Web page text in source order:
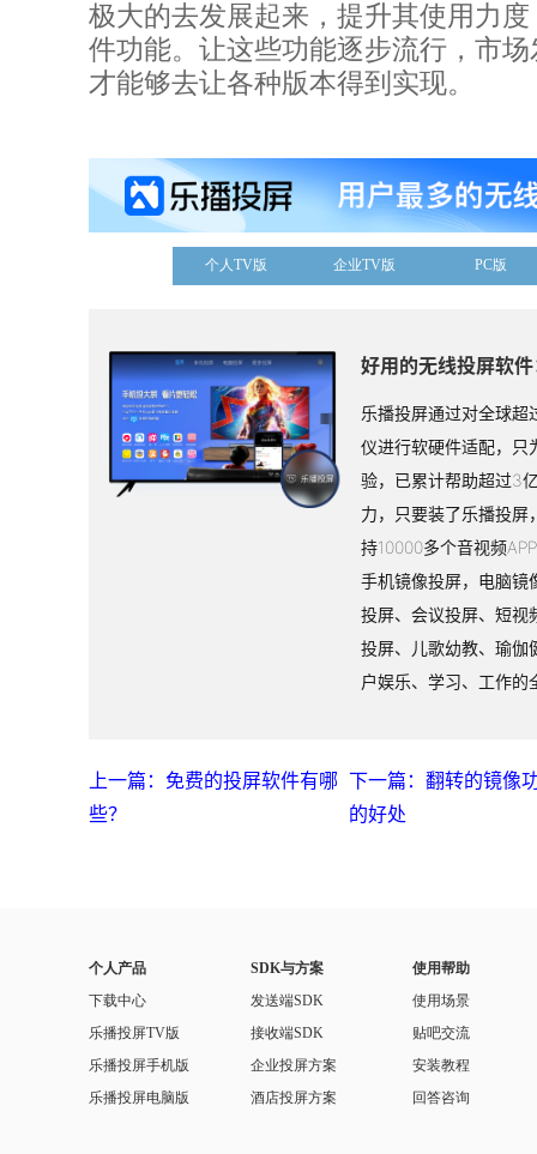
极大的去发展起来，提升其使用力
件功能。让这些功能逐步流行，市
才能够去让各种版本得到实现。
个人TV版 企业TV版 PC版
好用的无线投屏软
乐播投屏通过对全球超
仪进行软硬件适配，只
验，已累计帮助超过3
力，只要装了乐播投屏
持10000多个音视频
手机镜像投屏，电脑镜
投屏、会议投屏、短视
投屏、儿歌幼教、瑜伽
户娱乐、学习、工作的
上一篇：免费的投屏软件有哪
些？
下一篇：翻转的镜像
的好处
个人产品
下载中心
乐播投屏TV版
乐播投屏手机版
乐播投屏电脑版
SDK与方案
发送端SDK
接收端SDK
企业投屏方案
酒店投屏方案
使用帮助
使用场景
贴吧交流
安装教程
回答咨询